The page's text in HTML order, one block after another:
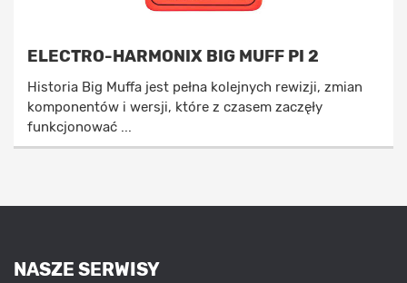
ELECTRO-HARMONIX BIG MUFF PI 2
Historia Big Muffa jest pełna kolejnych rewizji, zmian
komponentów i wersji, które z czasem zaczęły
funkcjonować ...
NASZE SERWISY